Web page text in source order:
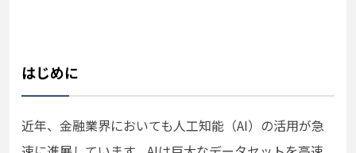
はじめに
近年、金融業界においても人工知能（AI）の活用が急